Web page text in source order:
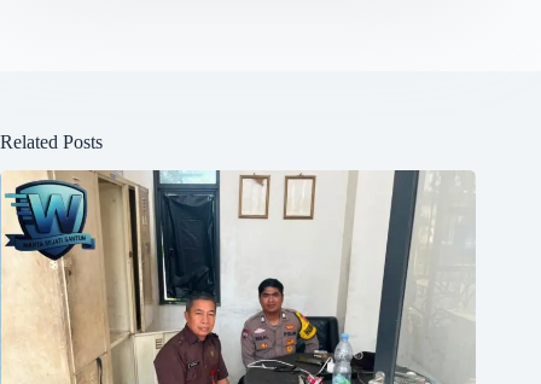
Related Posts